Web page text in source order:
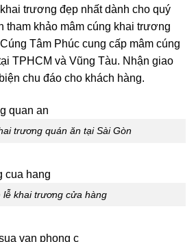
trương đẹp nhất dành cho quý
tham khảo mâm cúng khai trương
Tâm Phúc cung cấp mâm cúng
TPHCM và Vũng Tàu. Nhận giao
chu đáo cho khách hàng.
trương quán ăn tại Sài Gòn
lễ khai trương cửa hàng